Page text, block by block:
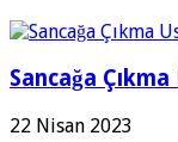
Sancağa
22 Nisan 2023